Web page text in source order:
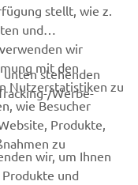
stellt, wie z.
und
wir
mit den
Nutzerstatistiken zu
wie Besucher
Produkte,
zu
unten stehenden
Werbe-
wir, um Ihnen
und